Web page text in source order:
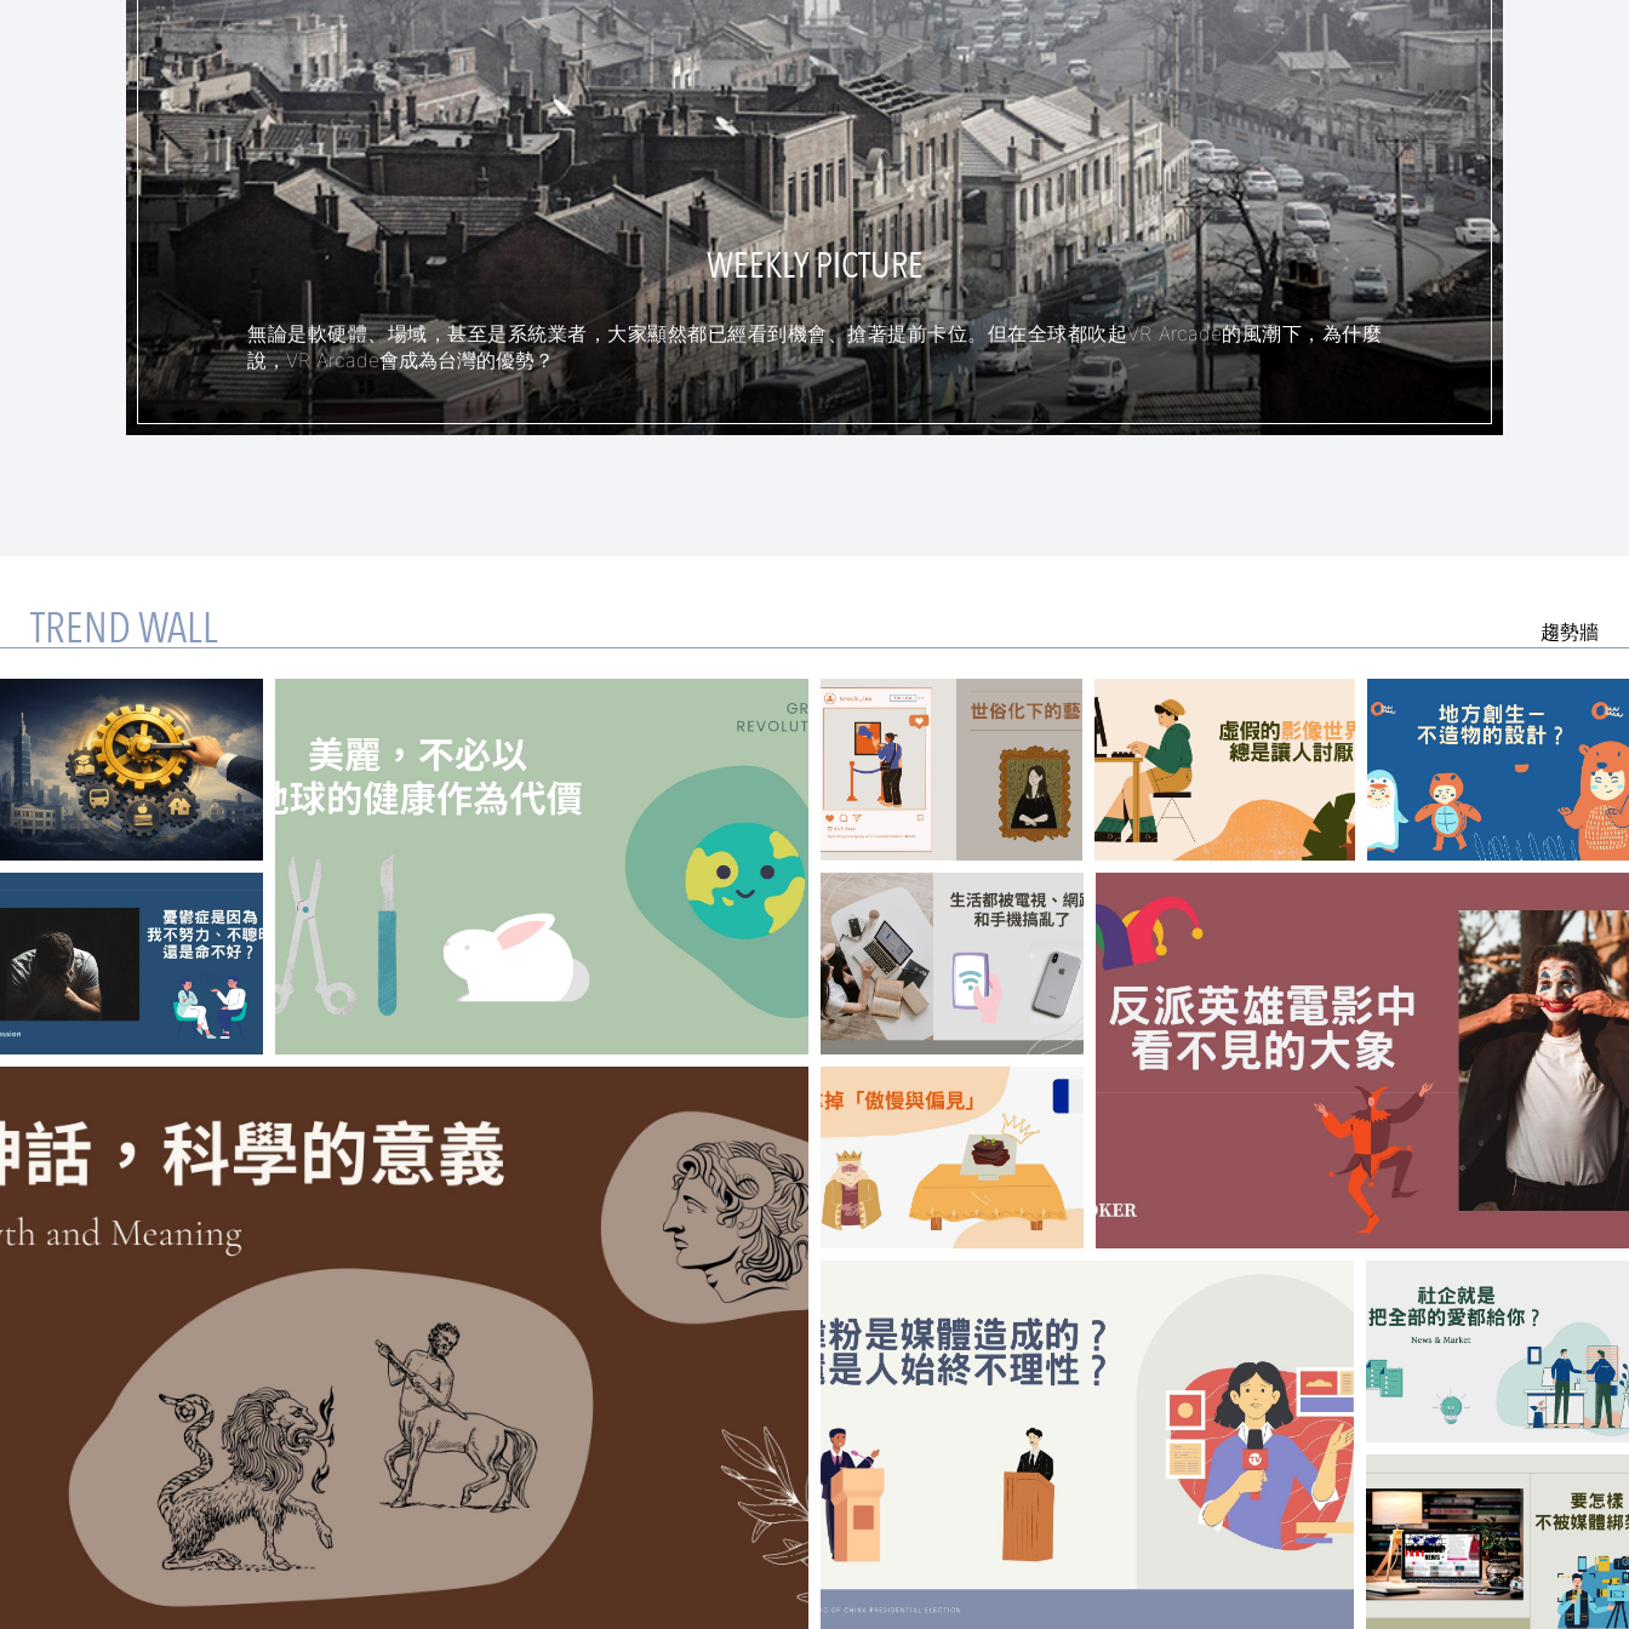
WEEKLY PICTURE
無論是軟硬體、場域，甚至是系統業者，大家顯然都已經看到機會、搶著提前卡位。但在全球都吹起VR Arcade的風潮下，為什麼
說，VR Arcade會成為台灣的優勢？
TREND WALL 趨勢牆
【侯量軒】轉動
「霹靂力矩」的背
後：為什麼Privilege
在社群媒體引發熱
烈討論？
【陳姓煮夫】憂鬱
力、不聰明還是命
不好？
【Jack】美麗，不必以地球的健康作為代價
【偷筆】世俗化下
的藝術
【Batice】虛假的
影像世界總是讓人
討厭
【Diane】地方創生
－不造物的設計？
【Batice】生活都
被電視、網路和手
機搞亂了
【陳姓煮夫】社企
就是把全部的愛都
給你？